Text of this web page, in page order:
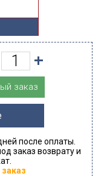
заказ
после оплаты.
заказ возврату и